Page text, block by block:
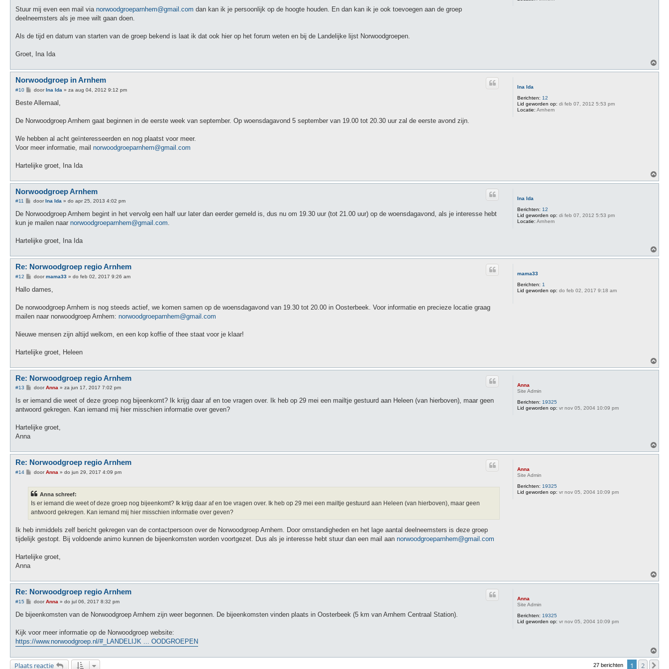
h
Stuur mij even een mail via norwoodgroeparnhem@gmail.com dan kan ik je persoonlijk op de hoogte houden. En dan kan ik je ook toevoegen aan de groep
deelneemsters als je mee wilt gaan doen.
Als de tijd en datum van starten van de groep bekend is laat ik dat ook hier op het forum weten en bij de Landelijke lijst Norwoodgroepen.
Groet, Ina Ida
m
Ina Ida
Berichten: 12
Lid geworden op: di feb 07, 2012 5:53 pm
Locatie: Arnhem
Norwoodgroep in Arnhem
#10
B
r
h
doorIna Ida » za aug 04, 2012 9:12 pm
Beste Allemaal,
De Norwoodgroep Arnhem gaat beginnen in de eerste week van september. Op woensdagavond 5 september van 19.00 tot 20.30 uur zal de eerste avond zijn.
We hebben al acht geïnteresseerden en nog plaatst voor meer.
Voor meer informatie, mail norwoodgroeparnhem@gmail.com
Hartelijke groet, Ina Ida
m
Ina Ida
Berichten: 12
Lid geworden op: di feb 07, 2012 5:53 pm
Locatie: Arnhem
Norwoodgroep Arnhem
#11
B
r
c
doorIna Ida» do apr 25, 2013 4:02 pm
De Norwoodgroep Arnhem begint in het vervolg een half uur later dan eerder gemeld is, dus nu om 19.30 uur (tot 21.00 uur) op de woensdagavond, als je interesse hebt
kun je mailen naar norwoodgroeparnhem@gmail.com.
Hartelijke groet, Ina Ida
m
mama33
Berichten: 1
Lid geworden op: do feb 02, 2017 9:18 am
Re: Norwoodgroep regio Arnhem
#12
B
r
h
doormama33» do feb 02, 2017 9:26 am
Hallo dames,
De norwoodgroep Arnhem is nog steeds actief, we komen samen op de woensdagavond van 19.30 tot 20.00 in Oosterbeek. Voor informatie en precieze locatie graag
mailen naar norwoodgroep Arnhem: norwoodgroeparnhem@gmail.com
Nieuwe mensen zijn altijd welkom, en een kop koffie of thee staat voor je klaar!
Hartelijke groet, Heleen
m
Anna
Site Admin
Berichten: 19325
Lid geworden op: vr nov 05, 2004 10:09 pm
Re: Norwoodgroep regio Arnhem
#13
B
r
c
doorAnna» za jun 17, 2017 7:02 pm
Is er iemand die weet of deze groep nog bijeenkomt? Ik krijg daar af en toe vragen over. Ik heb op 29 mei een mailtje gestuurd aan Heleen (van hierboven), maar geen
antwoord gekregen. Kan iemand mij hier misschien informatie over geven?
Hartelijke groet,
Anna
m
Anna
Site Admin
Berichten: 19325
Lid geworden op: vr nov 05, 2004 10:09 pm
Re: Norwoodgroep regio Arnhem
#14
B
c
h
doorAnna » do jun 29, 2017 4:09 pm
Anna schreef:
Is er iemand die weet of deze groep nog bijeenkomt? Ik krijg daar af en toe vragen over. Ik heb op 29 mei een mailtje gestuurd aan Heleen (van hierboven), maar geen
antwoord gekregen. Kan iemand mij hier misschien informatie over geven?
Ik heb inmiddels zelf bericht gekregen van de contactpersoon over de Norwoodgroep Arnhem. Door omstandigheden en het lage aantal deelneemsters is deze groep
tijdelijk gestopt. Bij voldoende animo kunnen de bijeenkomsten worden voortgezet. Dus als je interesse hebt stuur dan een mail aan norwoodgroeparnhem@gmail.com
Hartelijke groet,
Anna
m
Anna
Site Admin
Berichten: 19325
Lid geworden op: vr nov 05, 2004 10:09 pm
Re: Norwoodgroep regio Arnhem
#15
B
r
h
doorAnna » do jul 06, 2017 8:32 pm
De bijeenkomsten van de Norwoodgroep Arnhem zijn weer begonnen. De bijeenkomsten vinden plaats in Oosterbeek (5 km van Arnhem Centraal Station).
Kijk voor meer informatie op de Norwoodgroep website:
https://www.norwoodgroep.nl/#_LANDELIJK ... OODGROEPEN
m
Plaats reactie 27 berichten 1 2